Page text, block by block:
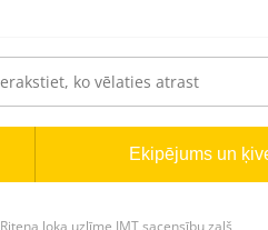
Ekipējums un
Riteņa loka uzlīme JMT sacensību zaļš